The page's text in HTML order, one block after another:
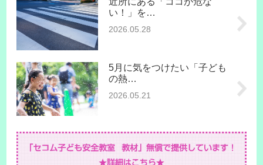
い！」を…
2026.05.28
5月に気をつけたい「子ども
の熱…
2026.05.21